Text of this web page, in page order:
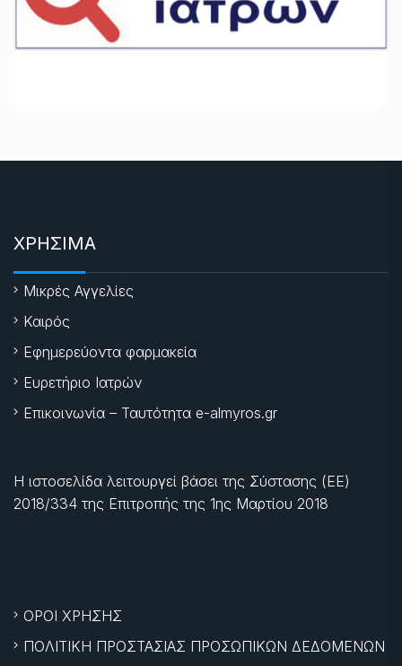
ΧΡΗΣΙΜΑ
Μικρές Αγγελίες
Καιρός
Εφημερεύοντα φαρμακεία
Ευρετήριο Ιατρών
Επικοινωνία – Ταυτότητα e-almyros.gr
Η ιστοσελίδα λειτουργεί βάσει της Σύστασης (ΕΕ)
2018/334 της Επιτροπής της 1ης Μαρτίου 2018
ΟΡΟΙ ΧΡΗΣΗΣ
ΠΟΛΙΤΙΚΗ ΠΡΟΣΤΑΣΙΑΣ ΠΡΟΣΩΠΙΚΩΝ ΔΕΔΟΜΕΝΩΝ